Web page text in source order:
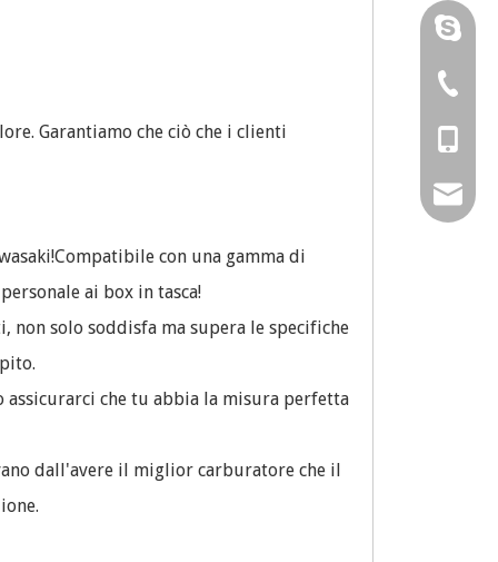
Garantiamo che ciò che i clienti
con una gamma di
ai box in tasca!
solo soddisfa ma supera le specifiche
che tu abbia la misura perfetta
dall'avere il miglior carburatore che il
0086-
0086-